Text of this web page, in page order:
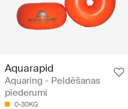
Aquarapid
Aquaring - Peldēšanas
piederumi
0-30KG